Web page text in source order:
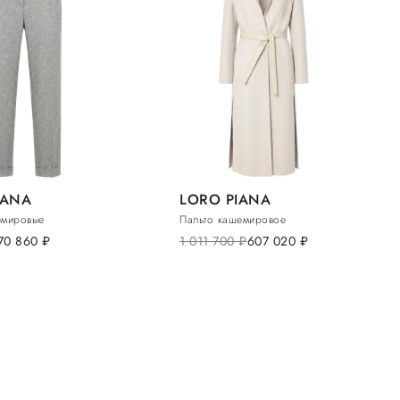
860 руб.
LORO PIANA
Пальто кашемировое
1 011 700руб.607 020 руб.